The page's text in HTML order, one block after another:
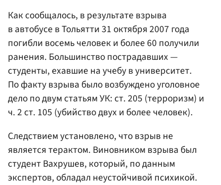
Как сообщалось, в результате взрыва
в автобусе в Тольятти 31 октября 2007 года
погибли восемь человек и более 60 получили
ранения. Большинство пострадавших —
студенты, ехавшие на учебу в университет.
По факту взрыва было возбуждено уголовное
дело по двум статьям УК: ст. 205 (терроризм) и
ч. 2 ст. 105 (убийство двух и более человек).
Следствием установлено, что взрыв не
является терактом. Виновником взрыва был
студент Вахрушев, который, по данным
экспертов, обладал неустойчивой психикой.